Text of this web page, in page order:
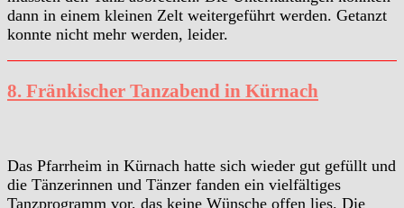
dann in einem kleinen Zelt weitergeführt werden. Getanzt
konnte nicht mehr werden, leider.
8. Fränkischer Tanzabend in Kürnach
Das Pfarrheim in Kürnach hatte sich wieder gut gefüllt und
die Tänzerinnen und Tänzer fanden ein vielfältiges
Tanzprogramm vor, das keine Wünsche offen lies. Die